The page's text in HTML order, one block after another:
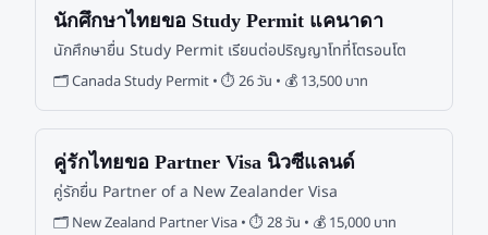
นักศึกษาไทยขอ Study Permit แคนาดา
นักศึกษายื่น Study Permit เรียนต่อปริญญาโทที่โตรอนโต
🗂Canada Study Permit • ⏱ 26 วัน • 💰 13,500 บาท
คู่รักไทยขอ Partner Visa นิวซีแลนด์
คู่รักยื่น Partner of a New Zealander Visa
🗂 New Zealand Partner Visa • ⏱ 28 วัน • 💰 15,000 บาท